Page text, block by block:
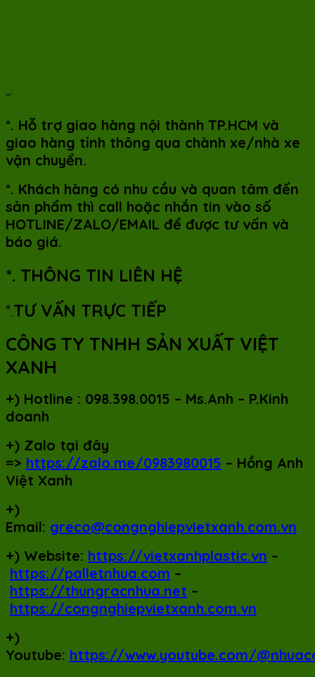
“`
*. Hỗ trợ giao hàng nội thành TP.HCM và
giao hàng tỉnh thông qua chành xe/nhà xe
vận chuyển.
*. Khách hàng có nhu cầu và quan tâm đến
sản phẩm thì call hoặc nhắn tin vào số
HOTLINE/ZALO/EMAIL để được tư vấn và
báo giá.
*. THÔNG TIN LIÊN HỆ
*.TƯ VẤN TRỰC TIẾP
CÔNG TY TNHH SẢN XUẤT VIỆT
XANH
+) Hotline : 098.398.0015 – Ms.Anh – P.Kinh
doanh
+) Zalo tại đây
=> https://zalo.me/0983980015 – Hồng Anh
Việt Xanh
+)
Email: greco@congnghiepvietxanh.com.vn
+) Website: https://vietxanhplastic.vn –
https://palletnhua.com –
https://thungracnhua.net –
https://congnghiepvietxanh.com.vn
+)
Youtube: https://www.youtube.com/